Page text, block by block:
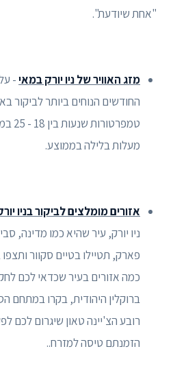
"אחת שיודעת".
מזג האוויר של ניו יורק במאי-
החודשים הנוחים ביותר לביקור
מעלות בלילה בממוצע.
אזורים מומלצים לביקור בניו
ניו יורק, עיר שהיא כמו מדינה,
פארק, תטיילו בטיים סקוור
כמה אזורים בעיר שכדאי לכם
ברוקלין היהודית, בקרו במתחם
רובע הצ'יינה טאון שיגרום לכם
הזמנתם טיסה למזרח..